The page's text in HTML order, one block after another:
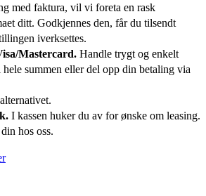
med faktura, vil vi foreta en rask
ditt. Godkjennes den, får du tilsendt
iverksettes.
Mastercard. Handle trygt og enkelt
summen eller del opp din betaling via
I kassen huker du av for ønske om leasing.
hos oss.